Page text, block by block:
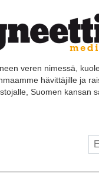
veren nimessä,
hävittäjille ja
Suomen kansan